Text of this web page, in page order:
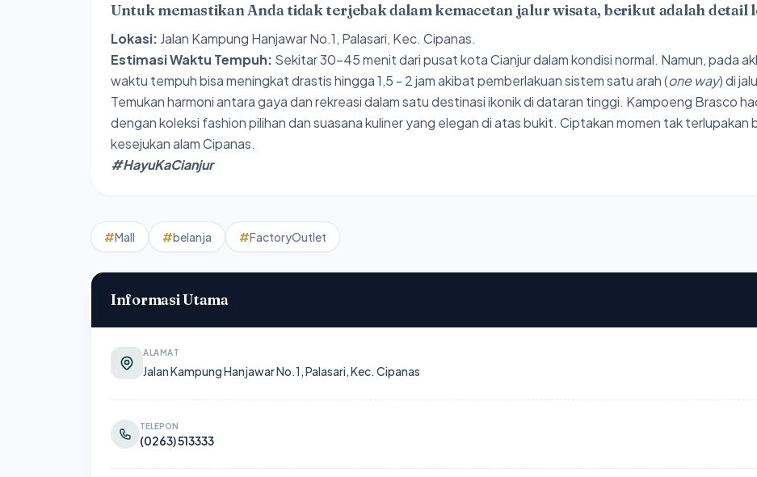
Untuk memastikan Anda tidak terjebak dalam kemacetan jalur wisata, berikut adalah detail
Lokasi: Jalan Kampung Hanjawar No.1, Palasari, Kec. Cipanas.
Estimasi Waktu Tempuh: Sekitar 30–45 menit dari pusat kota Cianjur dalam kondisi normal. Namun, pada
waktu tempuh bisa meningkat drastis hingga 1,5 - 2 jam akibat pemberlakuan sistem satu arah (one way) di
Temukan harmoni antara gaya dan rekreasi dalam satu destinasi ikonik di dataran tinggi. Kampoeng Brasco
dengan koleksi fashion pilihan dan suasana kuliner yang elegan di atas bukit. Ciptakan momen tak terlupakan
kesejukan alam Cipanas.
#HayuKaCianjur
#Mall #belanja #FactoryOutlet
Informasi Utama
ALAMAT
Jalan Kampung Hanjawar No.1, Palasari, Kec. Cipanas
TELEPON
(0263) 513333